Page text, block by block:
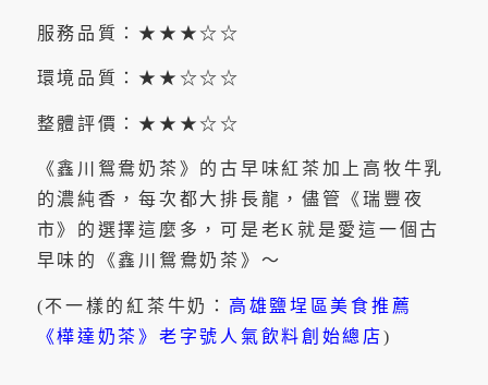
服務品質：★★★☆☆
環境品質：★★☆☆☆
整體評價：★★★☆☆
《鑫川鴛鴦奶茶》的古早味紅茶加上高牧牛乳
的濃純香，每次都大排長龍，儘管《瑞豐夜
市》的選擇這麼多，可是老K就是愛這一個古
早味的《鑫川鴛鴦奶茶》～
(不一樣的紅茶牛奶： 高雄鹽埕區美食推薦
《樺達奶茶》老字號人氣飲料創始總店)